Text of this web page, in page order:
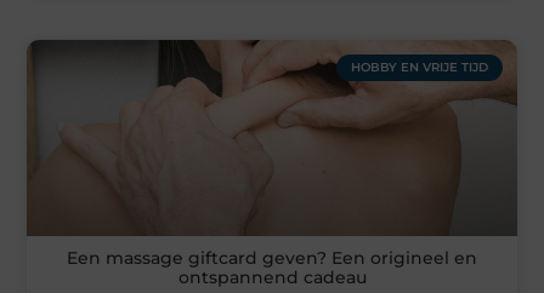
HOBBY EN VRIJE TIJD
Een massage giftcard geven? Een origineel en
ontspannend cadeau